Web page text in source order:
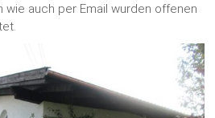
wie auch per Email wurden offenen